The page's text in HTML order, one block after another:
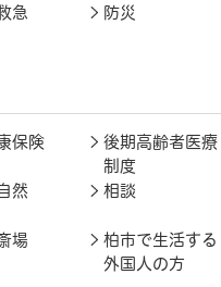
急 防災
保険
後期高齢者医療
制度
然 相談
場
柏市で生活する
外国人の方